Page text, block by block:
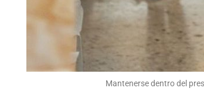
Mantenerse dentro del